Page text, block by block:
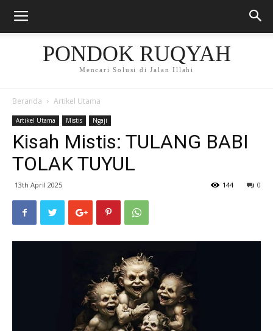
PONDOK RUQYAH
Mencari Solusi di Jalan Illahi
Beranda Artikel Utama
Artikel Utama Mistis Ngaji
Kisah Mistis: TULANG BABI
TOLAK TUYUL
13th April 2025 0
144